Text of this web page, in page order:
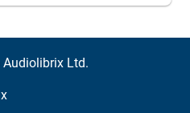
Audiolibrix Ltd.